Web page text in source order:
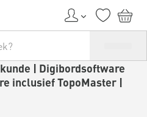
| Digibordsoftware
inclusief TopoMaster |